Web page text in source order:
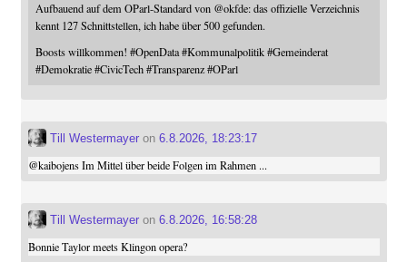
Aufbauend auf dem OParl-Standard von @okfde: das offizielle Verzeichnis
kennt 127 Schnittstellen, ich habe über 500 gefunden.
Boosts willkommen! #OpenData #Kommunalpolitik #Gemeinderat
#Demokratie #CivicTech #Transparenz #OParl
Till Westermayeron 6.8.2026, 18:23:17
@kaibojensIm Mittel über beide Folgen im Rahmen ...
Till Westermayeron 6.8.2026, 16:58:28
Bonnie Taylor meets Klingon opera?